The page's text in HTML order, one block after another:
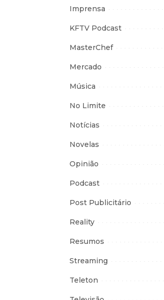
Imprensa
KFTV Podcast
MasterChef
Mercado
Música
No Limite
Notícias
Novelas
Opinião
Podcast
Post Publicitário
Reality
Resumos
Streaming
Teleton